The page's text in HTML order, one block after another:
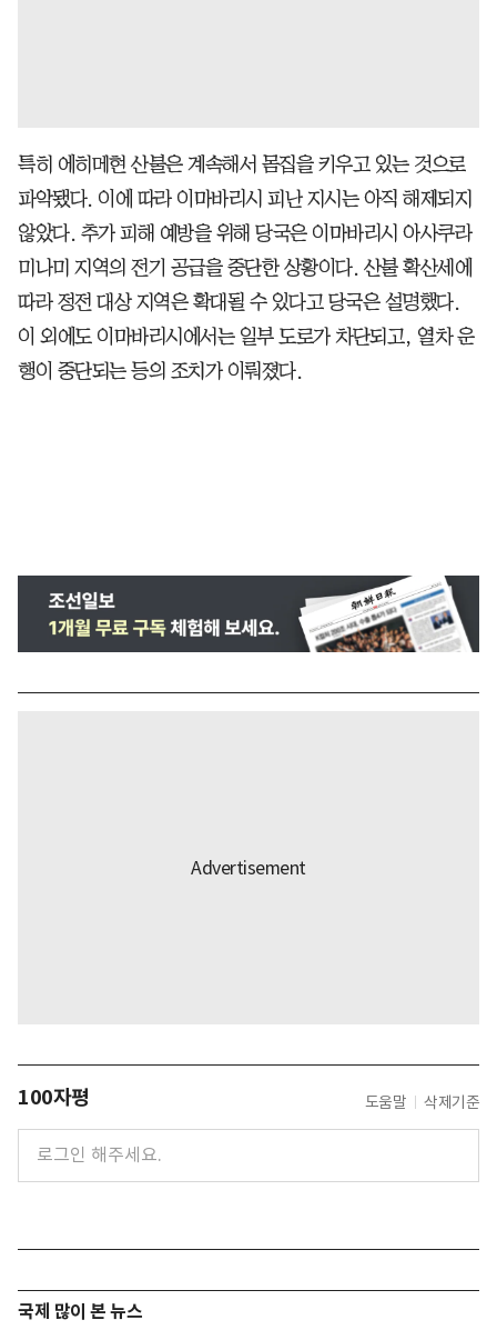
특히 에히메현 산불은 계속해서 몸집을 키우고 있는 것으로
파악됐다. 이에 따라 이마바리시 피난 지시는 아직 해제되지
않았다. 추가 피해 예방을 위해 당국은 이마바리시 아사쿠라
미나미 지역의 전기 공급을 중단한 상황이다. 산불 확산세에
따라 정전 대상 지역은 확대될 수 있다고 당국은 설명했다.
이 외에도 이마바리시에서는 일부 도로가 차단되고, 열차 운
행이 중단되는 등의 조치가 이뤄졌다.
100자평 도움말 삭제기준
국제 많이 본 뉴스